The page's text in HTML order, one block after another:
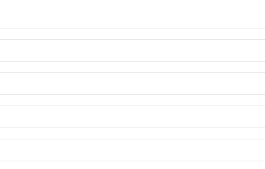
piano psicologico e fisico, il sintomo principale
corporeo più basso possibile – molto più basso del
ma la maggior parte degli specialisti ritiene che si
personalità e comportamenti che possono
aiutare il medico di famiglia a capire se un suo